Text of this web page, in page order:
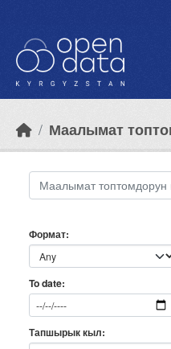
Маалымат
Формат
To date
Тапшырык кыл